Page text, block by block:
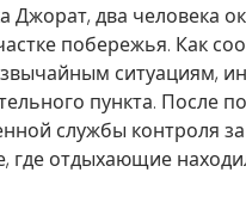
Джорат, два человека
побережья. Как
ситуациям,
пункта. После
службы контроля
где отдыхающие